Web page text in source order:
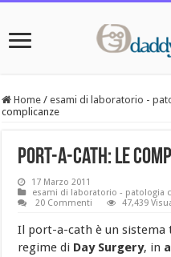
Home / esami di laboratorio -
complicanze
port-a-cath: le
17 Marzo 2011
esami di laboratorio - patologia
20 Commenti
47,439
Il port-a-cath è un
regime di Day Surgery, in